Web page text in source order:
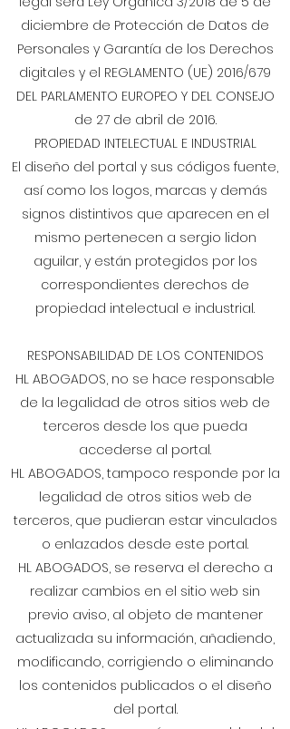
diciembre de Protección de Datos de
Personales y Garantía de los Derechos
digitales y el REGLAMENTO (UE) 2016/679
DEL PARLAMENTO EUROPEO Y DEL CONSEJO
de 27 de abril de 2016.
PROPIEDAD INTELECTUAL E INDUSTRIAL
El diseño del portal y sus códigos fuente,
así como los logos, marcas y demás
signos distintivos que aparecen en el
mismo pertenecen a sergio lidon
aguilar, y están protegidos por los
correspondientes derechos de
propiedad intelectual e industrial.
RESPONSABILIDAD DE LOS CONTENIDOS
HL ABOGADOS, no se hace responsable
de la legalidad de otros sitios web de
terceros desde los que pueda
accederse al portal.
HL ABOGADOS, tampoco responde por la
legalidad de otros sitios web de
terceros, que pudieran estar vinculados
o enlazados desde este portal.
HL ABOGADOS, se reserva el derecho a
realizar cambios en el sitio web sin
previo aviso, al objeto de mantener
actualizada su información, añadiendo,
modificando, corrigiendo o eliminando
los contenidos publicados o el diseño
del portal.